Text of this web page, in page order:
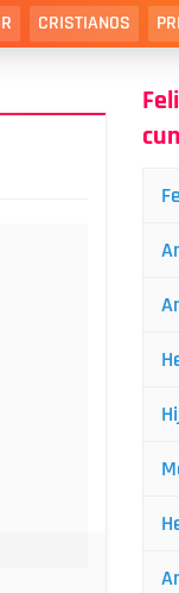
CRISTIANOS